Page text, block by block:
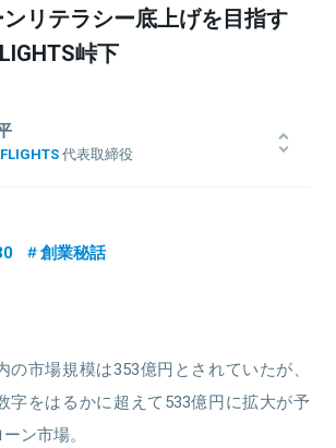
リテラシー底上げを目指す
峠下
代表取締役
ービス「DroneAgent」を設立。全国規模でド
ドローン事業を展開中。
創業秘話
の市場規模は353億円とされていたが、
字をはるかに超えて533億円に拡大が予
ン市場。